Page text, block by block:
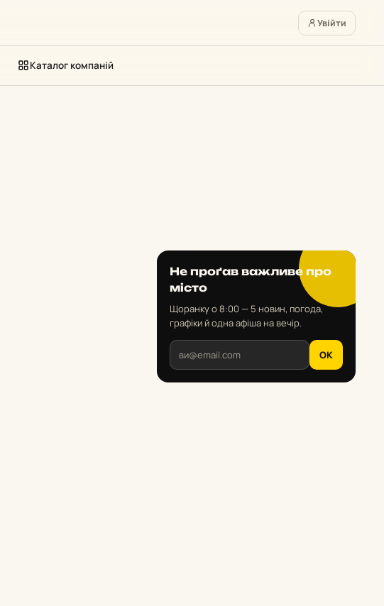
Увійти
Каталог компаній
Не проґав важливе про
місто
Щоранку о 8:00 — 5 новин, погода,
графіки й одна афіша на вечір.
OK